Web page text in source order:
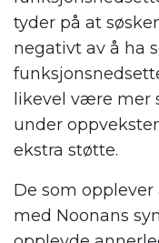
tyder på at
negativt av å ha
likevel være mer
under
ekstra støtte.
De som
med Noonans